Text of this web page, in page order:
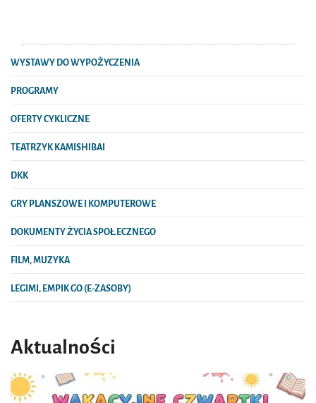
WYSTAWY DO WYPOŻYCZENIA
PROGRAMY
OFERTY CYKLICZNE
TEATRZYK KAMISHIBAI
DKK
GRY PLANSZOWE I KOMPUTEROWE
DOKUMENTY ŻYCIA SPOŁECZNEGO
FILM, MUZYKA
LEGIMI, EMPIK GO (E-ZASOBY)
Aktualności